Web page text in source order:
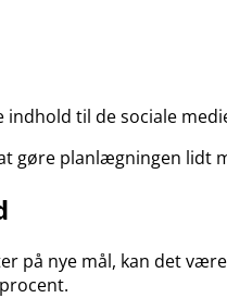
indhold til de sociale
gøre planlægningen lidt
på nye mål, kan det